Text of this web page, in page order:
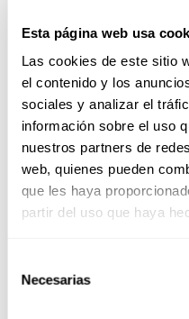
Esta página web usa
Las cookies de este sitio
el contenido y los
sociales y analizar el
información sobre el uso
nuestros partners de
web, quienes pueden
que les haya
partir del uso que haya
Necesarias